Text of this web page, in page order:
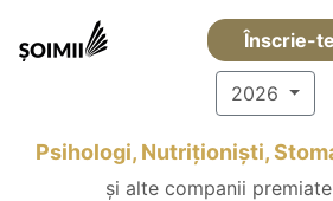
Înscrie-te
2026
Psihologi, Nutriționiști,
și alte companii